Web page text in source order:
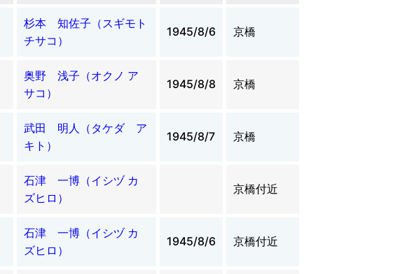
杉本 知佐子（スギモト
チサコ）
1945/8/6 京橋
奥野 浅子（オクノ ア
サコ）
1945/8/8 京橋
武田 明人（タケダ ア
キト）
1945/8/7 京橋
石津 一博（イシヅ カ
ズヒロ）
京橋付近
石津 一博（イシヅ カ
ズヒロ）
1945/8/6 京橋付近